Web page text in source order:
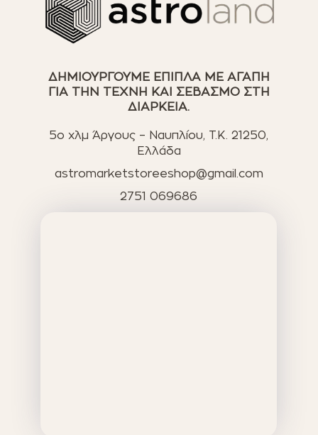
ΔΗΜΙΟΥΡΓΟΥΜΕ ΕΠΙΠΛΑ ΜΕ ΑΓΑΠΗ
ΓΙΑ ΤΗΝ ΤΕΧΝΗ ΚΑΙ ΣΕΒΑΣΜΟ ΣΤΗ
ΔΙΑΡΚΕΙΑ.
5ο χλμ Άργους – Ναυπλίου, T.K. 21250,
Ελλάδα
astromarketstoreeshop@gmail.com
2751 069686